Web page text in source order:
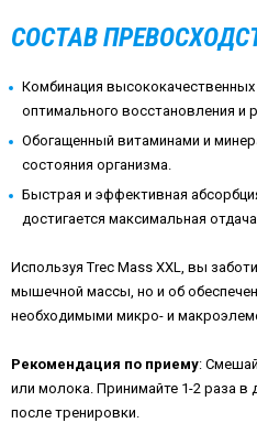
СОСТАВ
Комбинация
оптимального восстановления и
Обогащенный витаминами и
состояния организма.
Быстрая и эффективная
достигается максимальная
Используя Trec Mass XXL, вы
мышечной массы, но и об
необходимыми микро- и
Рекомендация по приему:
или молока. Принимайте 1-2 раза
после тренировки.